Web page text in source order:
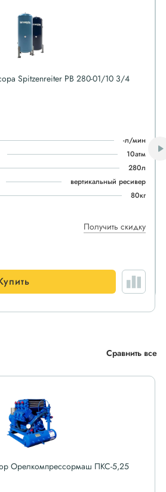
Spitzenreiter РВ 280-01/10 3/4
-л/мин
10атм
280л
вертикальный ресивер
80кг
Получить скидку
Сравнить все
Орелкомпрессормаш ПКС-5,25